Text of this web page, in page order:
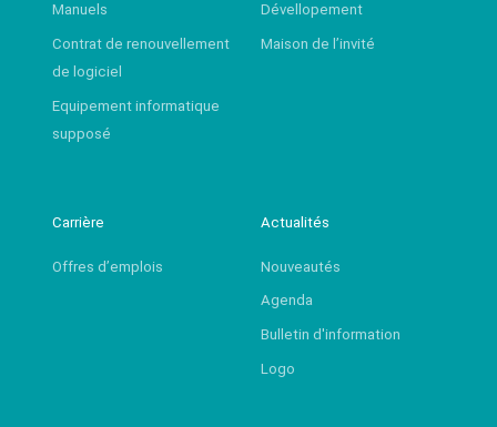
Manuels
Contrat de renouvellement
de logiciel
Equipement informatique
supposé
Dévellopement
Maison de l’invité
Carrière
Offres d’emplois
Actualités
Nouveautés
Agenda
Bulletin d'information
Logo